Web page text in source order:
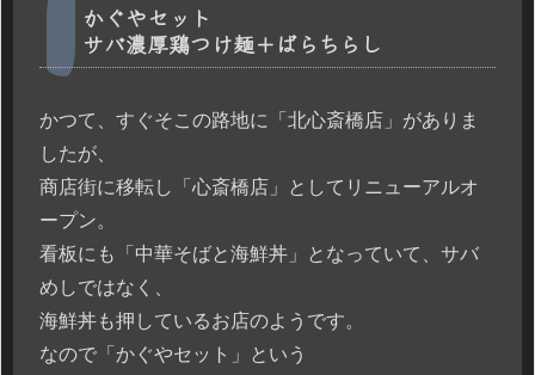
かぐやセット
サバ濃厚鶏つけ麺＋ばらちらし
かつて、すぐそこの路地に「北心斎橋店」がありま
したが、
商店街に移転し「心斎橋店」としてリニューアルオ
ープン。
看板にも「中華そばと海鮮丼」となっていて、サバ
めしではなく、
海鮮丼も押しているお店のようです。
なので「かぐやセット」という